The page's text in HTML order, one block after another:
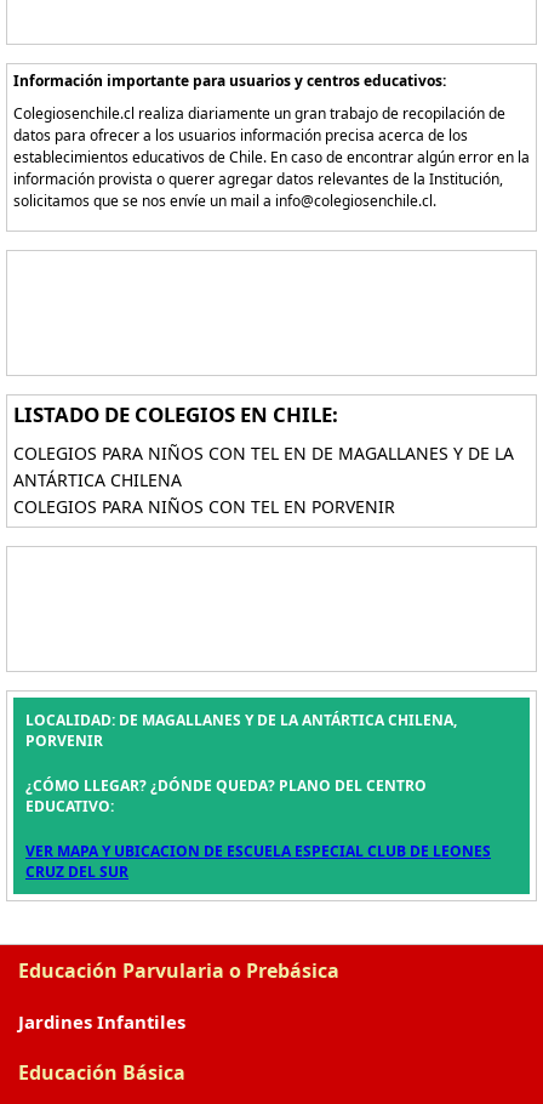
Información importante para usuarios y centros educativos:
Colegiosenchile.cl realiza diariamente un gran trabajo de recopilación de
datos para ofrecer a los usuarios información precisa acerca de los
establecimientos educativos de Chile. En caso de encontrar algún error en la
información provista o querer agregar datos relevantes de la Institución,
solicitamos que se nos envíe un mail a info@colegiosenchile.cl.
LISTADO DE COLEGIOS EN CHILE:
COLEGIOS PARA NIÑOS CON TEL EN DE MAGALLANES Y DE LA
ANTÁRTICA CHILENA
COLEGIOS PARA NIÑOS CON TEL EN PORVENIR
LOCALIDAD: DE MAGALLANES Y DE LA ANTÁRTICA CHILENA,
PORVENIR
¿CÓMO LLEGAR? ¿DÓNDE QUEDA? PLANO DEL CENTRO
EDUCATIVO:
VER MAPA Y UBICACION DE ESCUELA ESPECIAL CLUB DE LEONES
CRUZ DEL SUR
Educación Parvularia o Prebásica
Jardines Infantiles
Educación Básica